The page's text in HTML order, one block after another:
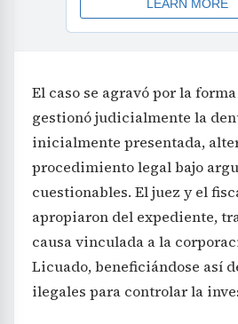
El caso se agravó por la
gestionó judicialmente la
inicialmente presentada,
procedimiento legal bajo
cuestionables. El juez y el
apropiaron del expediente,
causa vinculada a la
Licuado, beneficiándose así
ilegales para controlar la